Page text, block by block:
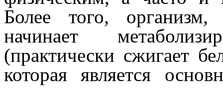
Более того, организм,
начинает
(практически сжигает
которая является